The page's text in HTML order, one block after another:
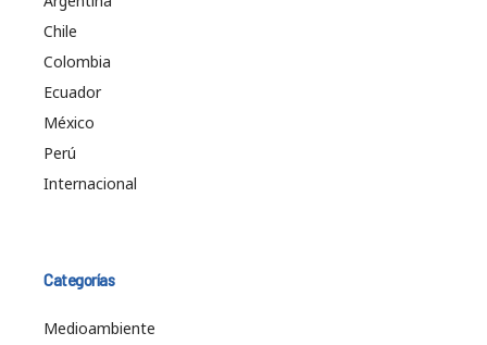
Chile
Colombia
Ecuador
México
Perú
Internacional
Categorías
Medioambiente